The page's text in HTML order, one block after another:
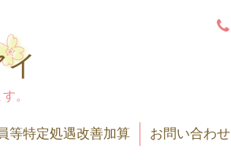
。
等特定処遇改善加算 お問い合わせ